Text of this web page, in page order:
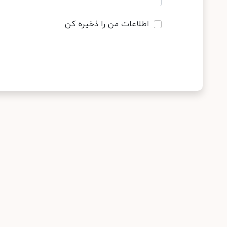
اطلاعات من را ذخیره کن